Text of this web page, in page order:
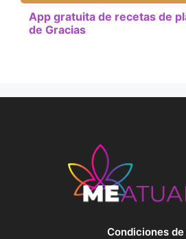
App gratuita de recetas de
de Gracias
Condiciones de